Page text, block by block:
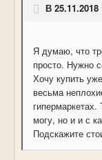
В 25.11.2018
Я думаю, что
просто. Нужно
Хочу купить
весьма
могу, но и и с
Подскажите